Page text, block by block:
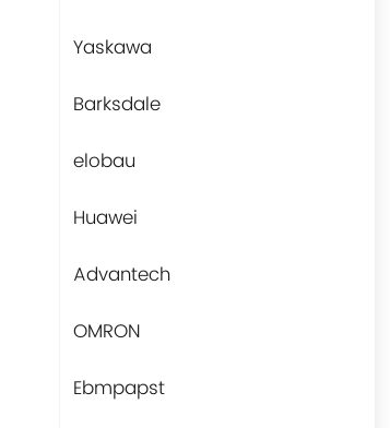
Yaskawa
Barksdale
elobau
Huawei
Advantech
OMRON
Ebmpapst